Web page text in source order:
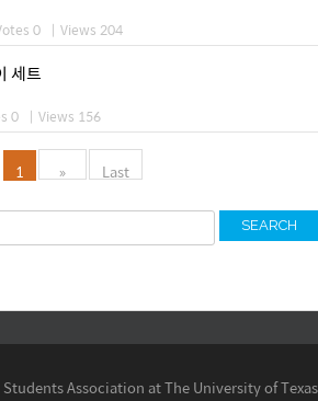
0 | Views 204
세트
0 | Views 156
1 » Last
SEARCH
Association at The University of Texas